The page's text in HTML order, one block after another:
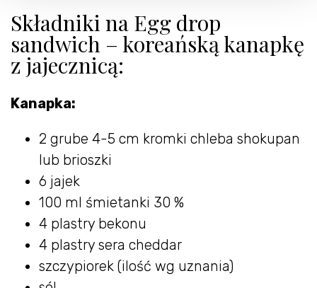
Składniki na Egg drop
sandwich – koreańską kanapkę
z jajecznicą:
Kanapka:
2 grube 4-5 cm kromki chleba shokupan
lub brioszki
6 jajek
100 ml śmietanki 30 %
4 plastry bekonu
4 plastry sera cheddar
szczypiorek (ilość wg uznania)